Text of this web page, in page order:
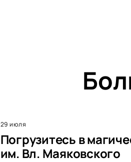
29 июля
Погрузитесь в
им. Вл. Маяковского